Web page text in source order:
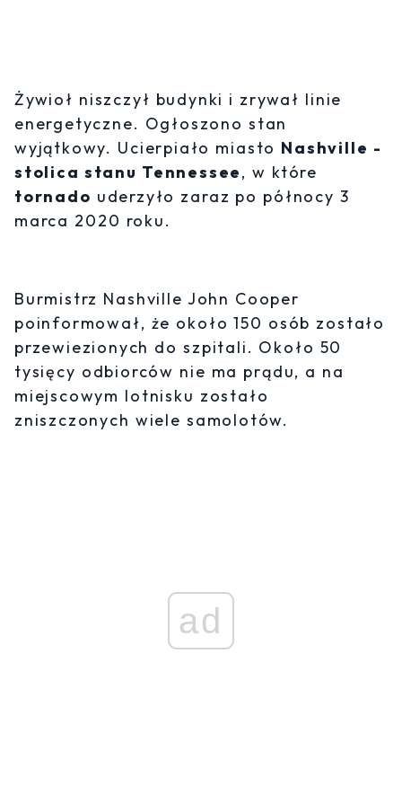
Żywioł niszczył budynki i zrywał linie
energetyczne. Ogłoszono stan
wyjątkowy. Ucierpiało miasto Nashville -
stolica stanu Tennessee, w które
tornado uderzyło zaraz po północy 3
marca 2020 roku.
Burmistrz Nashville John Cooper
poinformował, że około 150 osób zostało
przewiezionych do szpitali. Około 50
tysięcy odbiorców nie ma prądu, a na
miejscowym lotnisku zostało
zniszczonych wiele samolotów.
ad